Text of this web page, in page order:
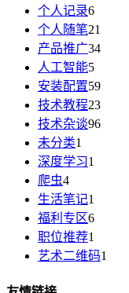
个人记录6
个人随笔21
产品推广34
人工智能5
安装配置59
技术教程23
技术杂谈96
未分类1
深度学习1
爬虫4
生活笔记1
福利专区6
职位推荐1
艺术二维码1